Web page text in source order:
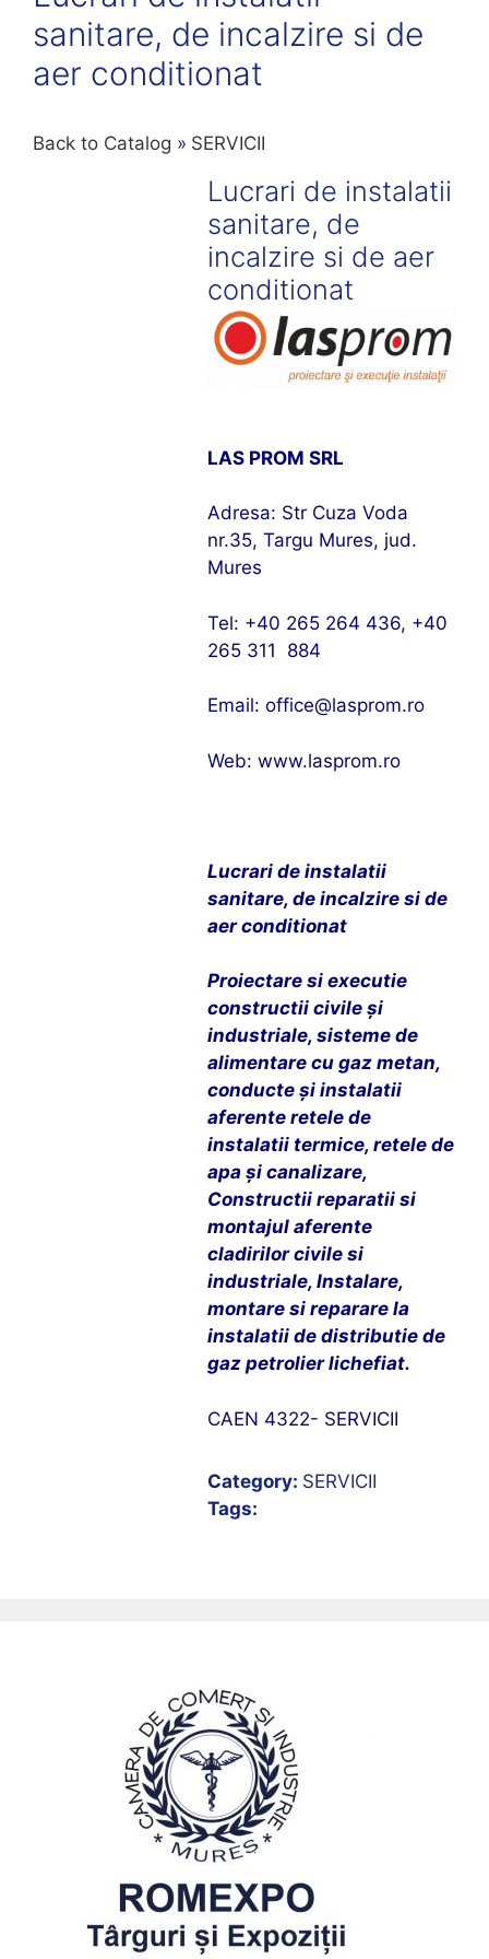
sanitare, de incalzire si de
aer conditionat
Back to Catalog SERVICII
Lucrari de instalatii
sanitare, de
incalzire si de aer
conditionat
LAS PROM SRL
Adresa: Str Cuza Voda
nr.35, Targu Mures, jud.
Mures
Tel: +40 265 264 436, +40
265 311 884
Email: office@lasprom.ro
Web: www.lasprom.ro
Lucrari de instalatii
sanitare, de incalzire si de
aer conditionat
Proiectare si executie
constructii civile și
industriale, sisteme de
alimentare cu gaz metan,
conducte și instalatii
aferente retele de
instalatii termice, retele de
apa și canalizare,
Constructii reparatii si
montajul aferente
cladirilor civile si
industriale, Instalare,
montare si reparare la
instalatii de distributie de
gaz petrolier lichefiat.
CAEN 4322- SERVICII
Category: SERVICII
Tags: